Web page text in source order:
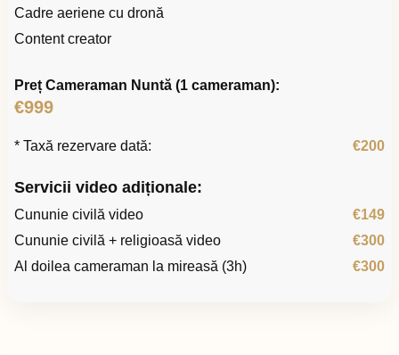
Cadre aeriene cu dronă
Content creator
Preț Cameraman Nuntă (1 cameraman):
€999
* Taxă rezervare dată: €200
Servicii video adiționale:
Cununie civilă video
€149
Cununie civilă + religioasă video
€300
Al doilea cameraman la mireasă (3h)
€300